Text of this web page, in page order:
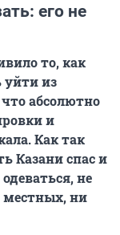
его не
то, как
уйти из
абсолютно
и
Как так
Казани спас и
не
местных, ни